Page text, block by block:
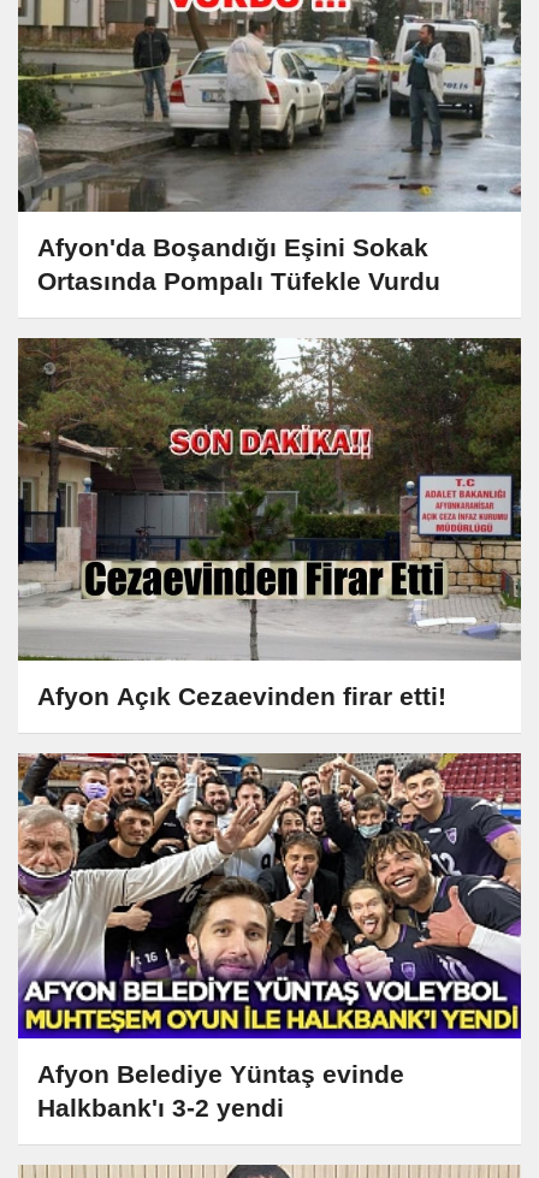
Afyon'da Boşandığı Eşini Sokak
Ortasında Pompalı Tüfekle Vurdu
Afyon Açık Cezaevinden firar etti!
Afyon Belediye Yüntaş evinde
Halkbank'ı 3-2 yendi